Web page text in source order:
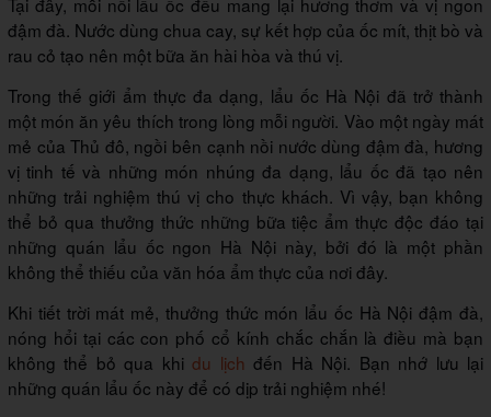
đậm đà. Nước dùng chua cay, sự kết hợp của ốc mít, thịt bò và
rau cỏ tạo nên một bữa ăn hài hòa và thú vị.
Trong thế giới ẩm thực đa dạng, lẩu ốc Hà Nội đã trở thành
một món ăn yêu thích trong lòng mỗi người. Vào một ngày mát
mẻ của Thủ đô, ngồi bên cạnh nồi nước dùng đậm đà, hương
vị tinh tế và những món nhúng đa dạng, lẩu ốc đã tạo nên
những trải nghiệm thú vị cho thực khách. Vì vậy, bạn không
thể bỏ qua thưởng thức những bữa tiệc ẩm thực độc đáo tại
những quán lẩu ốc ngon Hà Nội này, bởi đó là một phần
không thể thiếu của văn hóa ẩm thực của nơi đây.
Khi tiết trời mát mẻ, thưởng thức món lẩu ốc Hà Nội đậm đà,
nóng hổi tại các con phố cổ kính chắc chắn là điều mà bạn
không thể bỏ qua khidu lịch đến Hà Nội. Bạn nhớ lưu lại
những quán lẩu ốc này để có dịp trải nghiệm nhé!